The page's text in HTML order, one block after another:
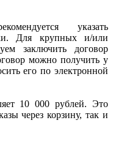
указать
Для крупных и/или
заключить договор
можно получить у
его по электронной
10 000 рублей. Это
через корзину, так и